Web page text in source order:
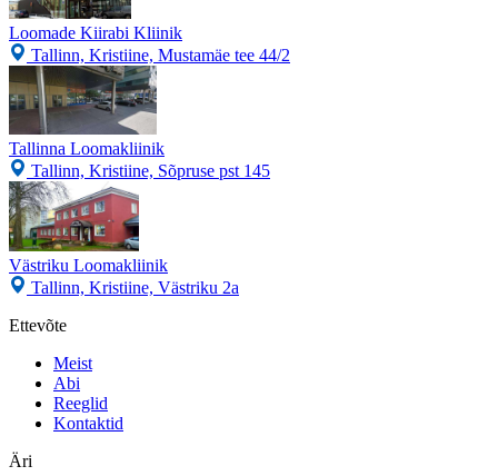
Loomade Kiirabi Kliinik
Tallinn, Kristiine, Mustamäe tee 44/2
Tallinna Loomakliinik
Tallinn, Kristiine, Sõpruse pst 145
Västriku Loomakliinik
Tallinn, Kristiine, Västriku 2a
Ettevõte
Meist
Abi
Reeglid
Kontaktid
Äri